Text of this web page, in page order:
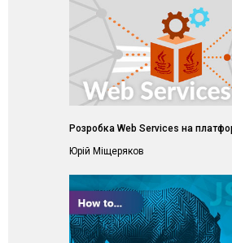
Розробка Web Services на
Юрій Міщеряков